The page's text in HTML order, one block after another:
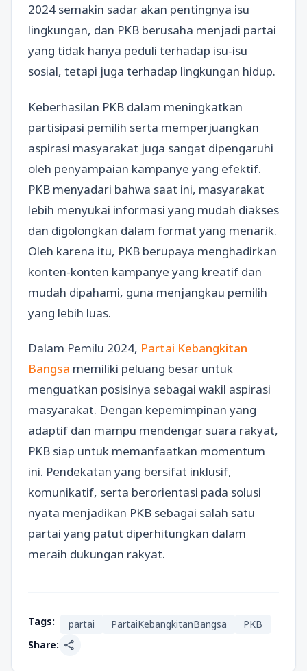
2024 semakin sadar akan pentingnya isu
lingkungan, dan PKB berusaha menjadi partai
yang tidak hanya peduli terhadap isu-isu
sosial, tetapi juga terhadap lingkungan hidup.
Keberhasilan PKB dalam meningkatkan
partisipasi pemilih serta memperjuangkan
aspirasi masyarakat juga sangat dipengaruhi
oleh penyampaian kampanye yang efektif.
PKB menyadari bahwa saat ini, masyarakat
lebih menyukai informasi yang mudah diakses
dan digolongkan dalam format yang menarik.
Oleh karena itu, PKB berupaya menghadirkan
konten-konten kampanye yang kreatif dan
mudah dipahami, guna menjangkau pemilih
yang lebih luas.
Dalam Pemilu 2024, Partai Kebangkitan
Bangsa memiliki peluang besar untuk
menguatkan posisinya sebagai wakil aspirasi
masyarakat. Dengan kepemimpinan yang
adaptif dan mampu mendengar suara rakyat,
PKB siap untuk memanfaatkan momentum
ini. Pendekatan yang bersifat inklusif,
komunikatif, serta berorientasi pada solusi
nyata menjadikan PKB sebagai salah satu
partai yang patut diperhitungkan dalam
meraih dukungan rakyat.
Tags: partai PartaiKebangkitanBangsa
PKB
Share: share